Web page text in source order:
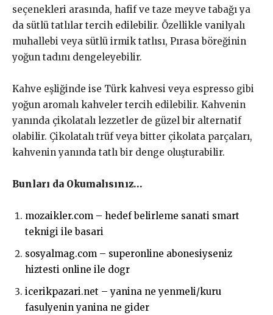
seçenekleri arasında, hafif ve taze meyve tabağı ya
da sütlü tatlılar tercih edilebilir. Özellikle vanilyalı
muhallebi veya sütlü irmik tatlısı, Pırasa böreğinin
yoğun tadını dengeleyebilir.
Kahve eşliğinde ise Türk kahvesi veya espresso gibi
yoğun aromalı kahveler tercih edilebilir. Kahvenin
yanında çikolatalı lezzetler de güzel bir alternatif
olabilir. Çikolatalı trüf veya bitter çikolata parçaları,
kahvenin yanında tatlı bir denge oluşturabilir.
Bunları da Okumalısınız…
mozaikler.com – hedef belirleme sanati smart
teknigi ile basari
sosyalmag.com – superonline abonesiyseniz
hiztesti online ile dogr
icerikpazari.net – yanina ne yenmeli/kuru
fasulyenin yanina ne gider